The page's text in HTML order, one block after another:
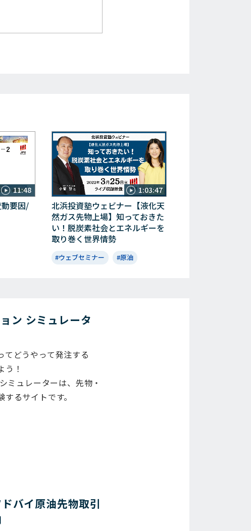
11:48
要因/
1:03:47
北浜投資塾ウェビナー【液化天
然ガス先物上場】知っておきた
い！脱炭素社会とエネルギーを
取り巻く世界情勢
#ウェブセミナー #原油
ン シミュレータ
てどうやって発注する
う！
ミュレーターは、先物・
るサイトです。
バイ原油先物取引